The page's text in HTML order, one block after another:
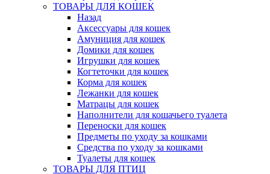
ТОВАРЫ ДЛЯ КОШЕК
Назад
Аксессуары для кошек
Амуниция для кошек
Домики для кошек
Игрушки для кошек
Когтеточки для кошек
Корма для кошек
Лежанки для кошек
Матрацы для кошек
Наполнители для кошачьего туалета
Переноски для кошек
Предметы по уходу за кошками
Средства по уходу за кошками
Туалеты для кошек
ТОВАРЫ ДЛЯ ПТИЦ